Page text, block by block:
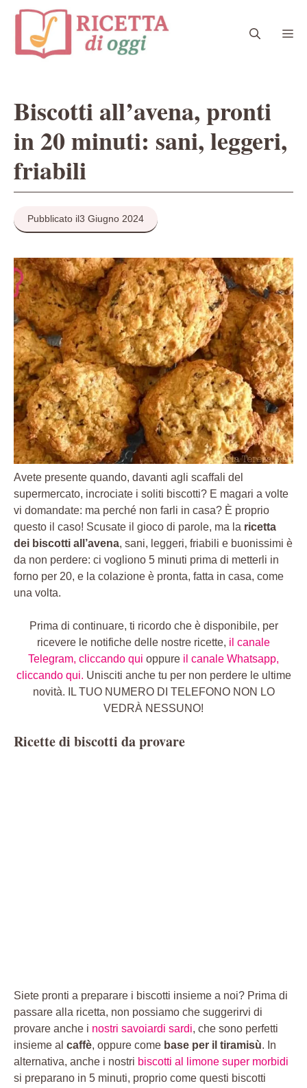
contenuto
Biscotti all’avena, pronti
in 20 minuti: sani, leggeri,
friabili
Pubblicato il3 Giugno 2024
Avete presente quando, davanti agli scaffali del
supermercato, incrociate i soliti biscotti? E magari a volte
vi domandate: ma perché non farli in casa? È proprio
questo il caso! Scusate il gioco di parole, ma la ricetta
dei biscotti all’avena, sani, leggeri, friabili e buonissimi è
da non perdere: ci vogliono 5 minuti prima di metterli in
forno per 20, e la colazione è pronta, fatta in casa, come
una volta.
Prima di continuare, ti ricordo che è disponibile, per
ricevere le notifiche delle nostre ricette, il canale
Telegram, cliccando qui oppure il canale Whatsapp,
cliccando qui. Unisciti anche tu per non perdere le ultime
novità. IL TUO NUMERO DI TELEFONO NON LO
VEDRÀ NESSUNO!
Ricette di biscotti da provare
Siete pronti a preparare i biscotti insieme a noi? Prima di
passare alla ricetta, non possiamo che suggerirvi di
provare anche i nostri savoiardi sardi, che sono perfetti
insieme al caffè, oppure come base per il tiramisù. In
alternativa, anche i nostri biscotti al limone super morbidi
si preparano in 5 minuti, proprio come questi biscotti